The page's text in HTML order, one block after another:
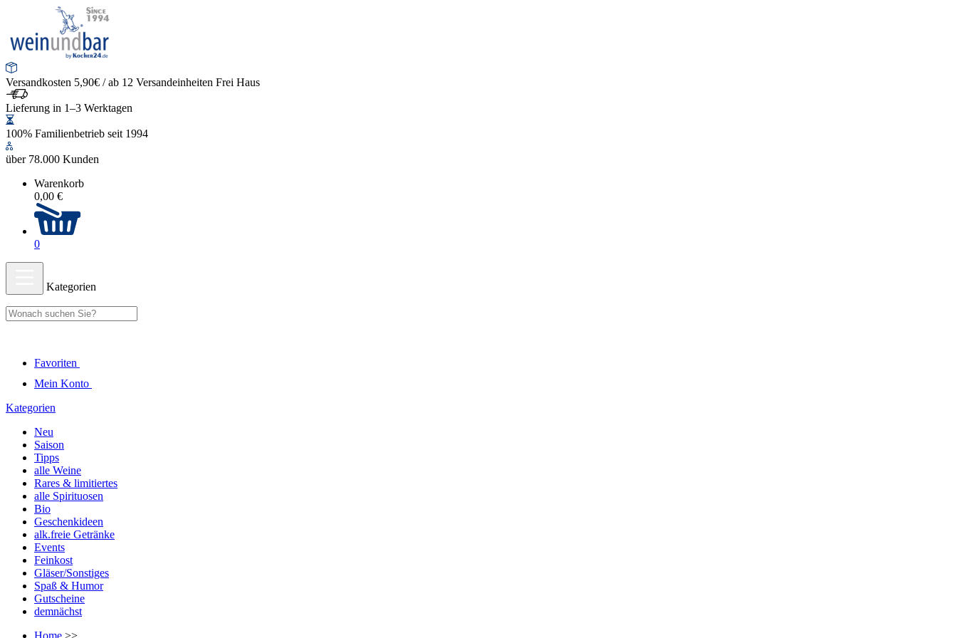
Versandkosten 5,90€ / ab 12 Versandeinheiten Frei Haus
Lieferung in 1–3 Werktagen
100% Familienbetrieb seit 1994
über 78.000 Kunden
Warenkorb
0,00 €
0
Kategorien
Favoriten
Mein Konto
Kategorien
Neu
Saison
Tipps
alle Weine
Rares & limitiertes
alle Spirituosen
Bio
Geschenkideen
alk.freie Getränke
Events
Feinkost
Gläser/Sonstiges
Spaß & Humor
Gutscheine
demnächst
Home >>